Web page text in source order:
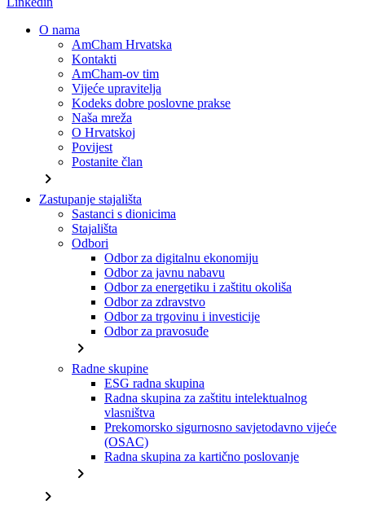
O nama
AmCham Hrvatska
Kontakti
AmCham-ov tim
Vijeće upravitelja
Kodeks dobre poslovne prakse
Naša mreža
O Hrvatskoj
Povijest
Postanite član
chevron_right
Zastupanje stajališta
Sastanci s dionicima
Stajališta
Odbori
Odbor za digitalnu ekonomiju
Odbor za javnu nabavu
Odbor za energetiku i zaštitu okoliša
Odbor za zdravstvo
Odbor za trgovinu i investicije
Odbor za pravosuđe
chevron_right
Radne skupine
ESG radna skupina
Radna skupina za zaštitu intelektualnog
vlasništva
Prekomorsko sigurnosno savjetodavno vijeće
(OSAC)
Radna skupina za kartično poslovanje
chevron_right
chevron_right